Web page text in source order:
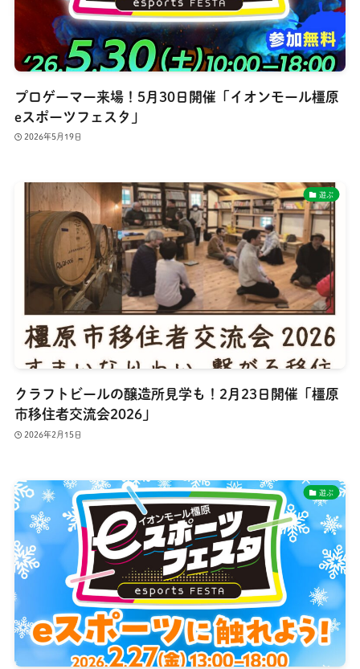
プロゲーマー来場！5月30日開催「イオンモール橿原
eスポーツフェスタ」
2026年5月19日
遊ぶ
クラフトビールの醸造所見学も！2月23日開催「橿原
市移住者交流会2026」
2026年2月15日
遊ぶ